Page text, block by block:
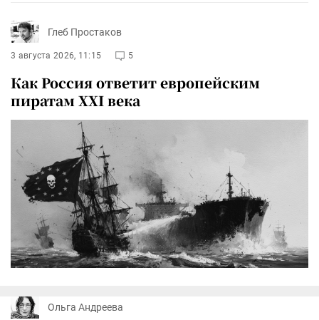
Глеб Простаков
3 августа 2026, 11:15 5
Как Россия ответит европейским
пиратам XXI века
Ольга Андреева